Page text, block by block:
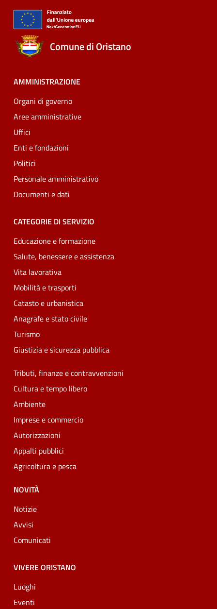
Comune di Oristano
AMMINISTRAZIONE
Organi di governo
Aree amministrative
Uffici
Enti e fondazioni
Politici
Personale amministrativo
Documenti e dati
CATEGORIE DI SERVIZIO
Educazione e formazione
Salute, benessere e assistenza
Vita lavorativa
Mobilità e trasporti
Catasto e urbanistica
Anagrafe e stato civile
Turismo
Giustizia e sicurezza pubblica
Tributi, finanze e contravvenzioni
Cultura e tempo libero
Ambiente
Imprese e commercio
Autorizzazioni
Appalti pubblici
Agricoltura e pesca
NOVITÀ
Notizie
Avvisi
Comunicati
VIVERE ORISTANO
Luoghi
Eventi